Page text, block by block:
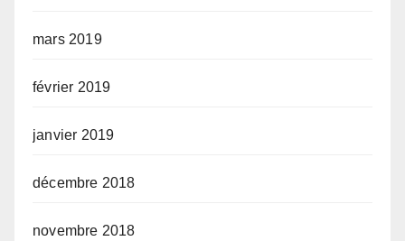
mars 2019
février 2019
janvier 2019
décembre 2018
novembre 2018